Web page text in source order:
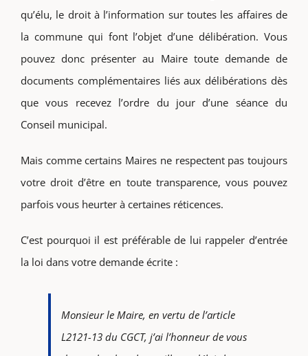
qu’élu, le droit à l’information sur toutes les affaires de
la commune qui font l’objet d’une délibération. Vous
pouvez donc présenter au Maire toute demande de
documents complémentaires liés aux délibérations dès
que vous recevez l’ordre du jour d’une séance du
Conseil municipal.
Mais comme certains Maires ne respectent pas toujours
votre droit d’être en toute transparence, vous pouvez
parfois vous heurter à certaines réticences.
C’est pourquoi il est préférable de lui rappeler d’entrée
la loi dans votre demande écrite :
Monsieur le Maire, en vertu de l’article
L2121-13 du CGCT, j’ai l’honneur de vous